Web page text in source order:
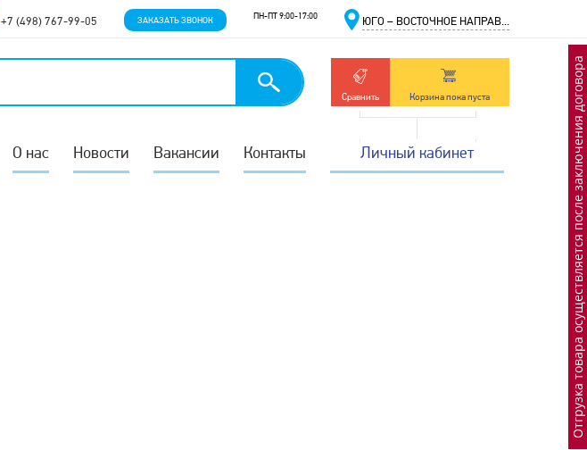
О нас Новости Вакансии Контакты Личный кабинет
+7 (498) 767-99-05 ЗАКАЗАТЬ ЗВОНОК ПН-ПТ 9:00-17:00 ЮГО – ВОСТОЧНОЕ НАПРАВ...
Сравнить Корзина пока пуста Отгрузка товара осуществляется после заключения договора